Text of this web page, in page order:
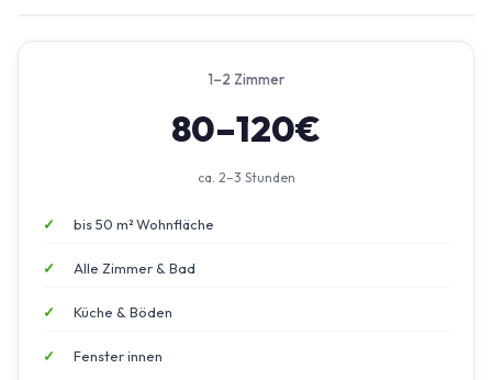
1–2 Zimmer
80–120€
ca. 2–3 Stunden
bis 50 m² Wohnfläche
Alle Zimmer & Bad
Küche & Böden
Fenster innen